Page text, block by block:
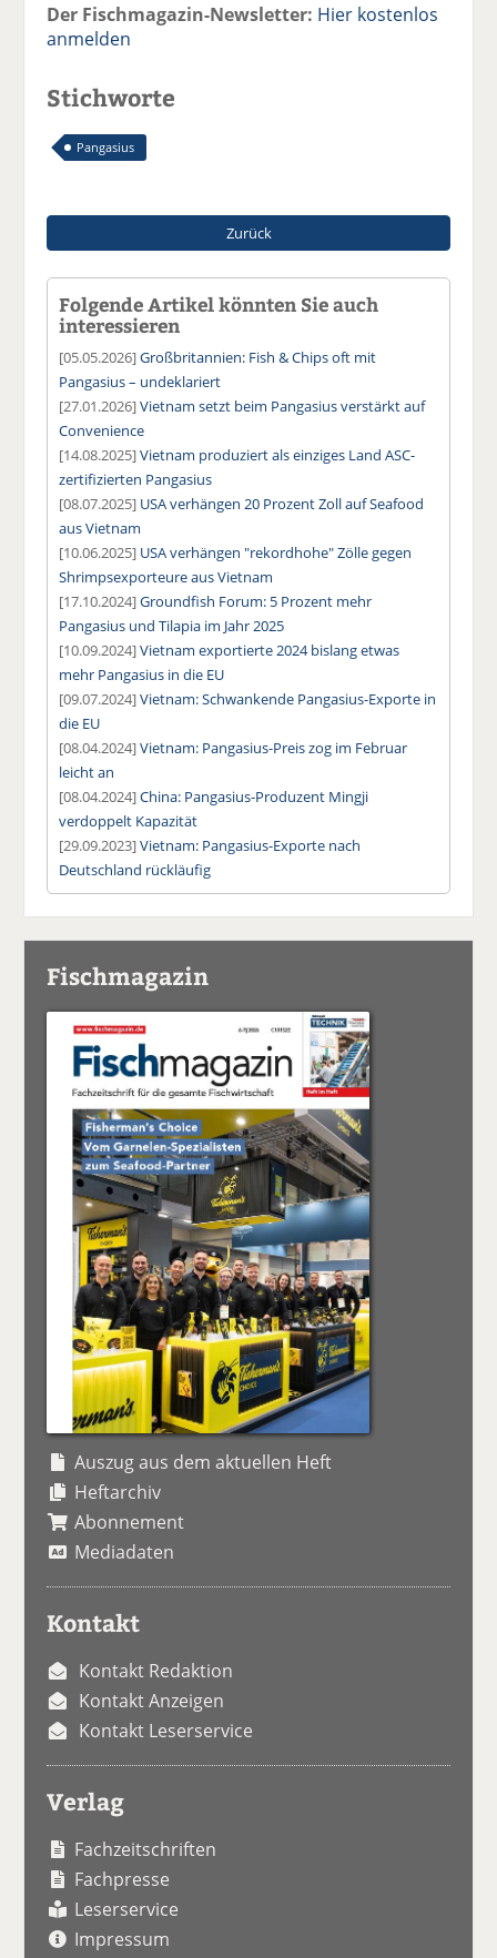
Der Fischmagazin-Newsletter: Hier kostenlos
anmelden
Stichworte
Pangasius
Zurück
Folgende Artikel könnten Sie auch
interessieren
[05.05.2026]Großbritannien: Fish & Chips oft mit
Pangasius – undeklariert
[27.01.2026]Vietnam setzt beim Pangasius verstärkt auf
Convenience
[14.08.2025]Vietnam produziert als einziges Land ASC-
zertifizierten Pangasius
[08.07.2025] USA verhängen 20 Prozent Zoll auf Seafood
aus Vietnam
[10.06.2025] USA verhängen "rekordhohe" Zölle gegen
Shrimpsexporteure aus Vietnam
[17.10.2024]Groundfish Forum: 5 Prozent mehr
Pangasius und Tilapia im Jahr 2025
[10.09.2024]Vietnam exportierte 2024 bislang etwas
mehr Pangasius in die EU
[09.07.2024]Vietnam: Schwankende Pangasius-Exporte in
die EU
[08.04.2024]Vietnam: Pangasius-Preis zog im Februar
leicht an
[08.04.2024]China: Pangasius-Produzent Mingji
verdoppelt Kapazität
[29.09.2023]Vietnam: Pangasius-Exporte nach
Deutschland rückläufig
Fischmagazin
Auszug aus dem aktuellen Heft
Heftarchiv
Abonnement
Mediadaten
Kontakt
Kontakt Redaktion
Kontakt Anzeigen
Kontakt Leserservice
Verlag
Fachzeitschriften
Fachpresse
Leserservice
Impressum